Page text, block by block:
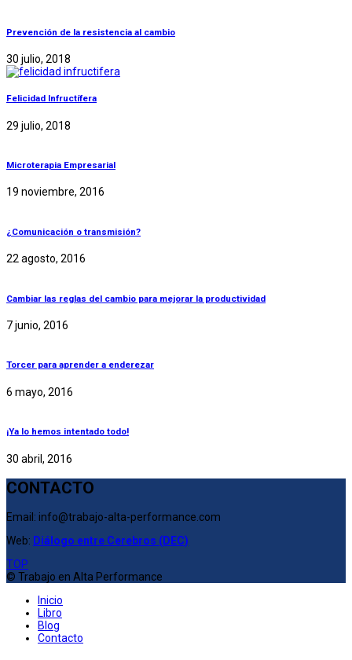
Prevención de la resistencia al cambio
30 julio, 2018
Felicidad Infructífera
29 julio, 2018
Microterapia Empresarial
19 noviembre, 2016
¿Comunicación o transmisión?
22 agosto, 2016
Cambiar las reglas del cambio para mejorar la productividad
7 junio, 2016
Torcer para aprender a enderezar
6 mayo, 2016
¡Ya lo hemos intentado todo!
30 abril, 2016
CONTACTO
Email: info@trabajo-alta-performance.com
Web: Diálogo entre Cerebros (DEC)
TOP
© Trabajo en Alta Performance
Inicio
Libro
Blog
Contacto